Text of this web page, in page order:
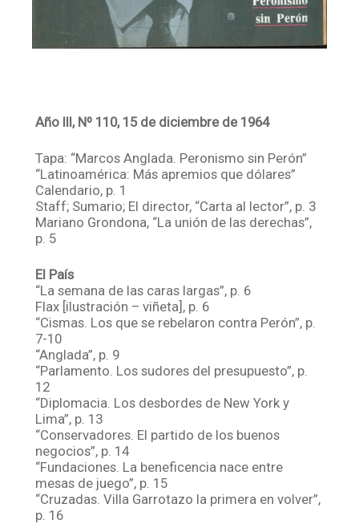
Año III, Nº 110, 15 de diciembre de 1964
Tapa: “Marcos Anglada. Peronismo sin Perón”
“Latinoamérica: Más apremios que dólares”
Calendario, p. 1
Staff; Sumario; El director, “Carta al lector”, p. 3
Mariano Grondona, “La unión de las derechas”,
p. 5
El País
“La semana de las caras largas”, p. 6
Flax [ilustración – viñeta], p. 6
“Cismas. Los que se rebelaron contra Perón”, p.
7-10
“Anglada”, p. 9
“Parlamento. Los sudores del presupuesto”, p.
12
“Diplomacia. Los desbordes de New York y
Lima”, p. 13
“Conservadores. El partido de los buenos
negocios”, p. 14
“Fundaciones. La beneficencia nace entre
mesas de juego”, p. 15
“Cruzadas. Villa Garrotazo la primera en volver”,
p. 16